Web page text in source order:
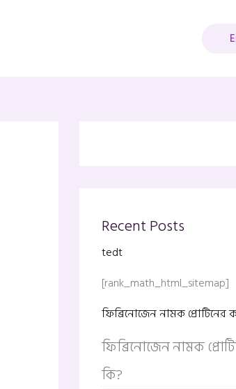
Recent Posts
tedt
[rank_math_html_sitemap]
ফিব্রিনোজেন নামক প্রোটিনের
ফিব্রিনোজেন নামক
কি?